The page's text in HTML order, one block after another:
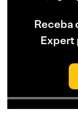
Receba
Expert